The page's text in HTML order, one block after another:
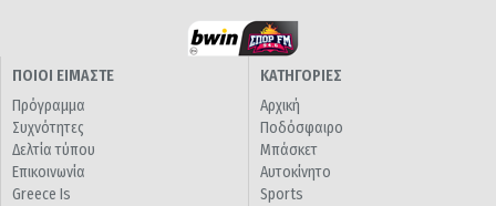
ΠΟΙΟΙ ΕΙΜΑΣΤΕ
Πρόγραμμα
Συχνότητες
Δελτία τύπου
Επικοινωνία
Greece Is
ΚΑΤΗΓΟΡΙΕΣ
Αρχική
Ποδόσφαιρο
Μπάσκετ
Αυτοκίνητο
Sports